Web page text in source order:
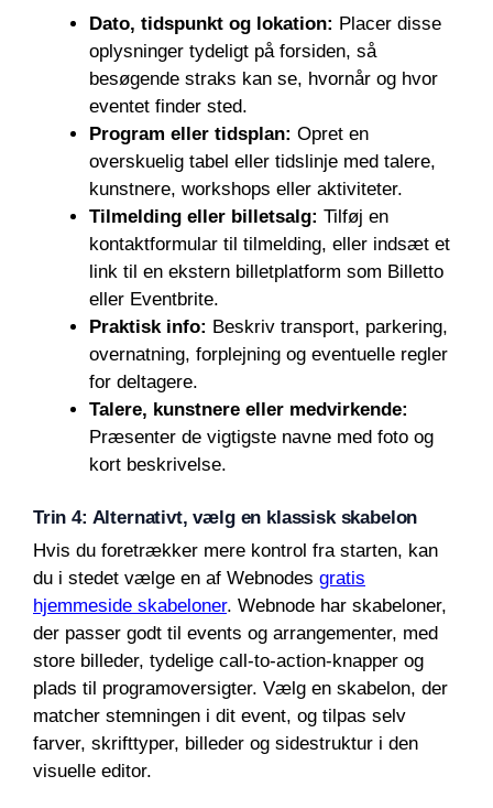
Dato, tidspunkt og lokation: Placer disse
oplysninger tydeligt på forsiden, så
besøgende straks kan se, hvornår og hvor
eventet finder sted.
Program eller tidsplan: Opret en
overskuelig tabel eller tidslinje med talere,
kunstnere, workshops eller aktiviteter.
Tilmelding eller billetsalg: Tilføj en
kontaktformular til tilmelding, eller indsæt et
link til en ekstern billetplatform som Billetto
eller Eventbrite.
Praktisk info: Beskriv transport, parkering,
overnatning, forplejning og eventuelle regler
for deltagere.
Talere, kunstnere eller medvirkende:
Præsenter de vigtigste navne med foto og
kort beskrivelse.
Trin 4: Alternativt, vælg en klassisk skabelon
Hvis du foretrækker mere kontrol fra starten, kan
du i stedet vælge en af Webnodes gratis
hjemmeside skabeloner. Webnode har skabeloner,
der passer godt til events og arrangementer, med
store billeder, tydelige call-to-action-knapper og
plads til programoversigter. Vælg en skabelon, der
matcher stemningen i dit event, og tilpas selv
farver, skrifttyper, billeder og sidestruktur i den
visuelle editor.